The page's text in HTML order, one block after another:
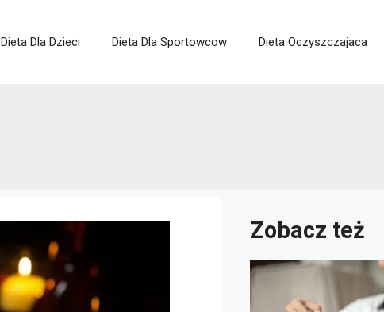
Dieta Dla Dzieci Dieta Dla Sportowcow Dieta Oczyszczajaca
Zobacz też